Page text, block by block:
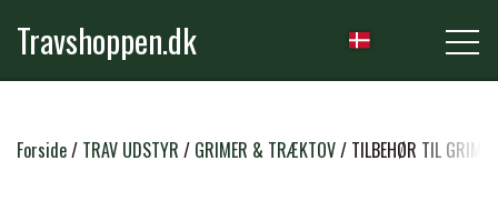
Travshoppen.dk
NYHEDER
Forside TRAV UDSTYR GRIMER & TRÆKTOV TILBEHØR TIL GRIMER